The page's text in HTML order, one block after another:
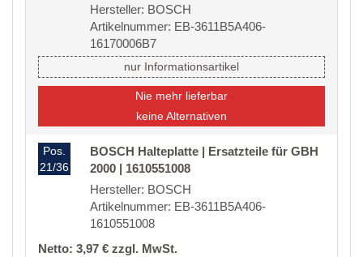
Hersteller: BOSCH
Artikelnummer: EB-3611B5A406-
16170006B7
nur Informationsartikel
Nie mehr lieferbar
keine Alternativen
Pos.
21/36
BOSCH Halteplatte | Ersatzteile für GBH
2000 | 1610551008
Hersteller: BOSCH
Artikelnummer: EB-3611B5A406-
1610551008
Netto: 3,97 € zzgl. MwSt.